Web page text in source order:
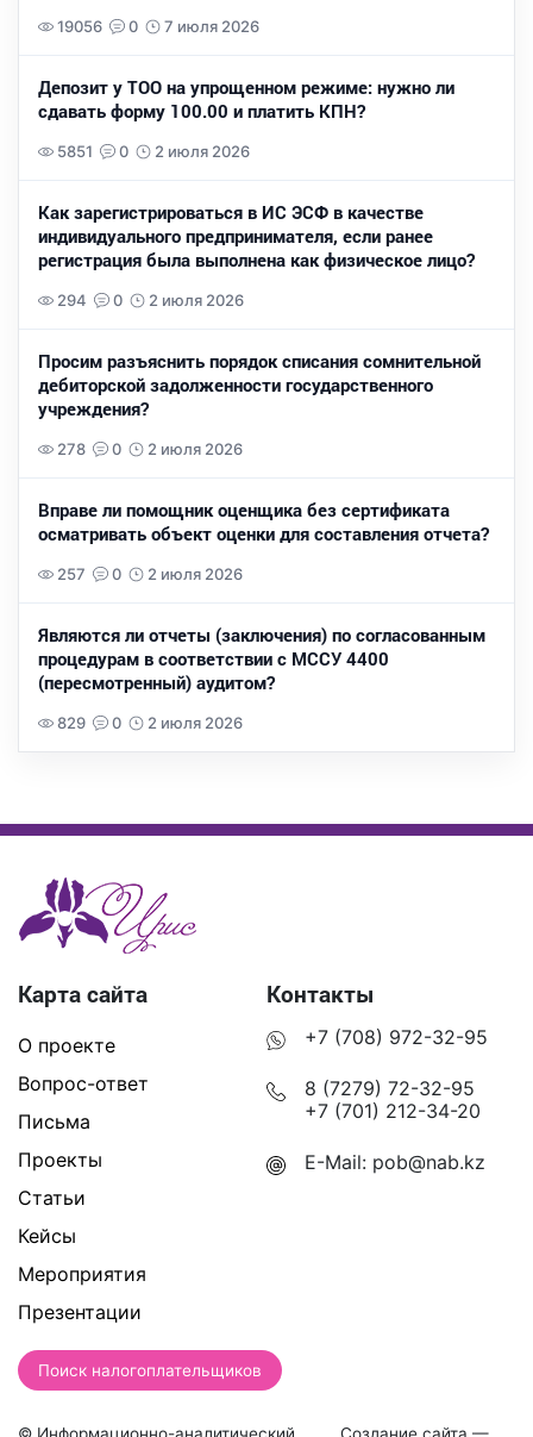
19056 0 7 июля 2026
Депозит у ТОО на упрощенном режиме: нужно ли
сдавать форму 100.00 и платить КПН?
5851 0 2 июля 2026
Как зарегистрироваться в ИС ЭСФ в качестве
индивидуального предпринимателя, если ранее
регистрация была выполнена как физическое лицо?
294 0 2 июля 2026
Просим разъяснить порядок списания сомнительной
дебиторской задолженности государственного
учреждения?
278 0 2 июля 2026
Вправе ли помощник оценщика без сертификата
осматривать объект оценки для составления отчета?
257 0 2 июля 2026
Являются ли отчеты (заключения) по согласованным
процедурам в соответствии с МССУ 4400
(пересмотренный) аудитом?
829 0 2 июля 2026
Карта сайта
О проекте
Вопрос-ответ
Письма
Проекты
Статьи
Кейсы
Мероприятия
Презентации
Контакты
+7 (708) 972-32-95
8 (7279) 72-32-95
+7 (701) 212-34-20
E-Mail: pob@nab.kz
Поиск налогоплательщиков
© Информационно-аналитический Создание сайта —